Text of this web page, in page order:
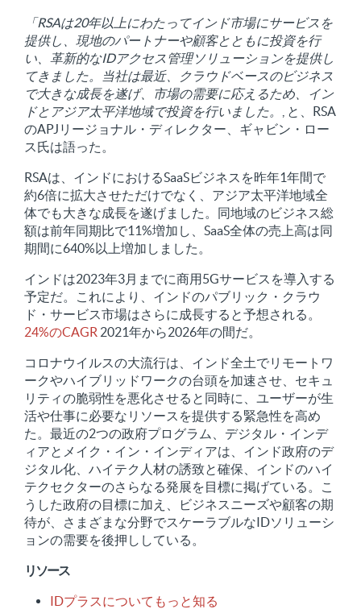
「RSAは20年以上にわたってインド市場にサービスを
提供し、現地のパートナーや顧客とともに投資を行
い、革新的なIDアクセス管理ソリューションを提供し
てきました。当社は最近、クラウドベースのビジネス
で大きな成長を遂げ、市場の需要に応えるため、イン
ドとアジア太平洋地域で投資を行いました。
, と、RSA
のAPJリージョナル・ディレクター、ギャビン・ロー
ス氏は語った。
RSAは、インドにおけるSaaSビジネスを昨年1年間で
約6倍に拡大させただけでなく、アジア太平洋地域全
体でも大きな成長を遂げました。同地域のビジネス総
額は前年同期比で11%増加し、SaaS全体の売上高は同
期間に640%以上増加しました。
インドは2023年3月までに商用5Gサービスを導入する
予定だ。これにより、インドのパブリック・クラウ
ド・サービス市場はさらに成長すると予想される。
24%のCAGR 2021年から2026年の間だ。
コロナウイルスの大流行は、インド全土でリモートワ
ークやハイブリッドワークの台頭を加速させ、セキュ
リティの脆弱性を悪化させると同時に、ユーザーが生
活や仕事に必要なリソースを提供する緊急性を高め
た。最近の2つの政府プログラム、デジタル・インデ
ィアとメイク・イン・インディアは、インド政府のデ
ジタル化、ハイテク人材の誘致と確保、インドのハイ
テクセクターのさらなる発展を目標に掲げている。こ
うした政府の目標に加え、ビジネスニーズや顧客の期
待が、さまざまな分野でスケーラブルなIDソリューシ
ョンの需要を後押ししている。
リソース
IDプラスについてもっと知る